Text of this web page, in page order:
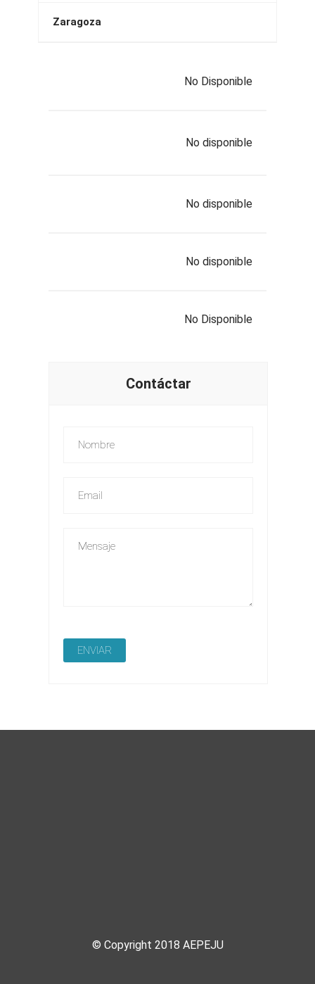
Zaragoza
No Disponible
No disponible
No disponible
No disponible
No Disponible
Contáctar
© Copyright 2018 AEPEJU